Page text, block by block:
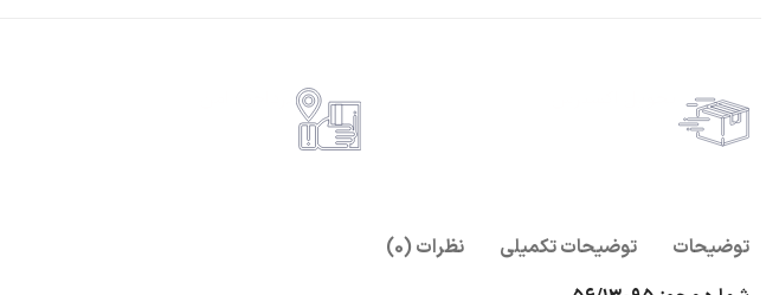
توضیحات توضیحات تکمیلی
نظرات (0)